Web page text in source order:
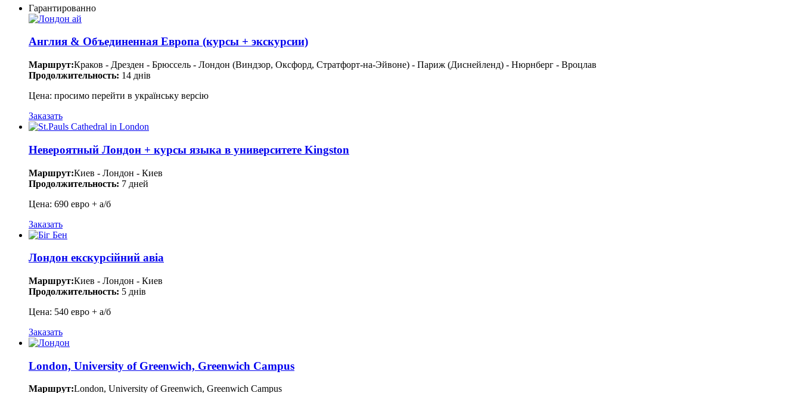
Гарантированно
Англия & Объединенная Европа (курсы + экскурсии)
Маршрут:Краков - Дрезден - Брюссель - Лондон (Виндзор, Оксфорд, Стратфорт-на-Эйвоне) - Париж (Диснейленд) - Нюрнберг - Вроцлав
Продолжительность: 14 днів
Цена: просимо перейти в українську версію
Заказать
Невероятный Лондон + курсы языка в университете Kingston
Маршрут:Киев - Лондон - Киев
Продолжительность: 7 дней
Цена: 690 евро + а/б
Заказать
Лондон екскурсійний авіа
Маршрут:Киев - Лондон - Киев
Продолжительность: 5 днів
Цена: 540 евро + а/б
Заказать
London, University of Greenwich, Greenwich Campus
Маршрут:London, University of Greenwich, Greenwich Campus